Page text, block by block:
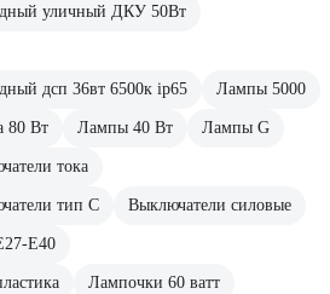
уличный ДКУ 50Вт
дсп 36вт 6500к ip65 Лампы 5000
80 Вт Лампы 40 Вт Лампы G
тока
тип C Выключатели силовые
E40
Лампочки 60 ватт